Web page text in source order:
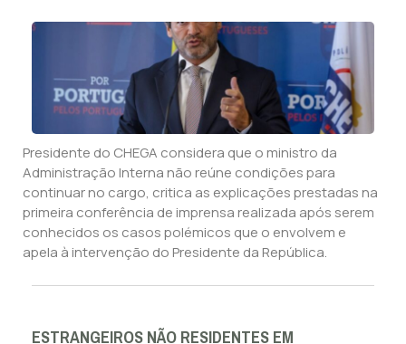
Presidente do CHEGA considera que o ministro da
Administração Interna não reúne condições para
continuar no cargo, critica as explicações prestadas na
primeira conferência de imprensa realizada após serem
conhecidos os casos polémicos que o envolvem e
apela à intervenção do Presidente da República.
ESTRANGEIROS NÃO RESIDENTES EM